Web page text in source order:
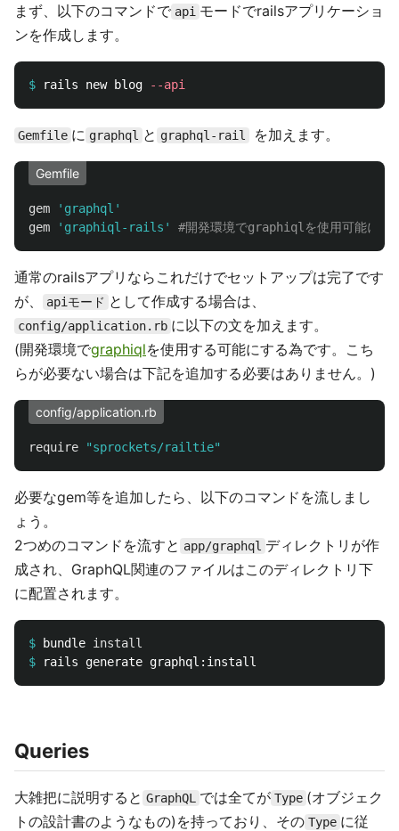
まず、以下のコマンドで api モードでrailsアプリケーショ
ンを作成します。
$ rails new blog --api
Gemfile に graphql と graphql-rail を加えます。
Gemfile
gem
'graphql'
gem
'graphiql-rails' #開発環境でgraphiqlを使用可能にし
通常のrailsアプリならこれだけでセットアップは完了です
が、
apiモード として作成する場合は、
config/application.rb に以下の文を加えます。
(開発環境でgraphiqlを使用する可能にする為です。こち
らが必要ない場合は下記を追加する必要はありません。)
config/application.rb
require "sprockets/railtie"
必要なgem等を追加したら、以下のコマンドを流しまし
ょう。
2つめのコマンドを流すと app/graphql ディレクトリが作
成され、GraphQL関連のファイルはこのディレクトリ下
に配置されます。
$ bundle install
$
Queries
大雑把に説明すると GraphQL では全てが Type (オブジェク
トの設計書のようなもの)を持っており、その Type に従